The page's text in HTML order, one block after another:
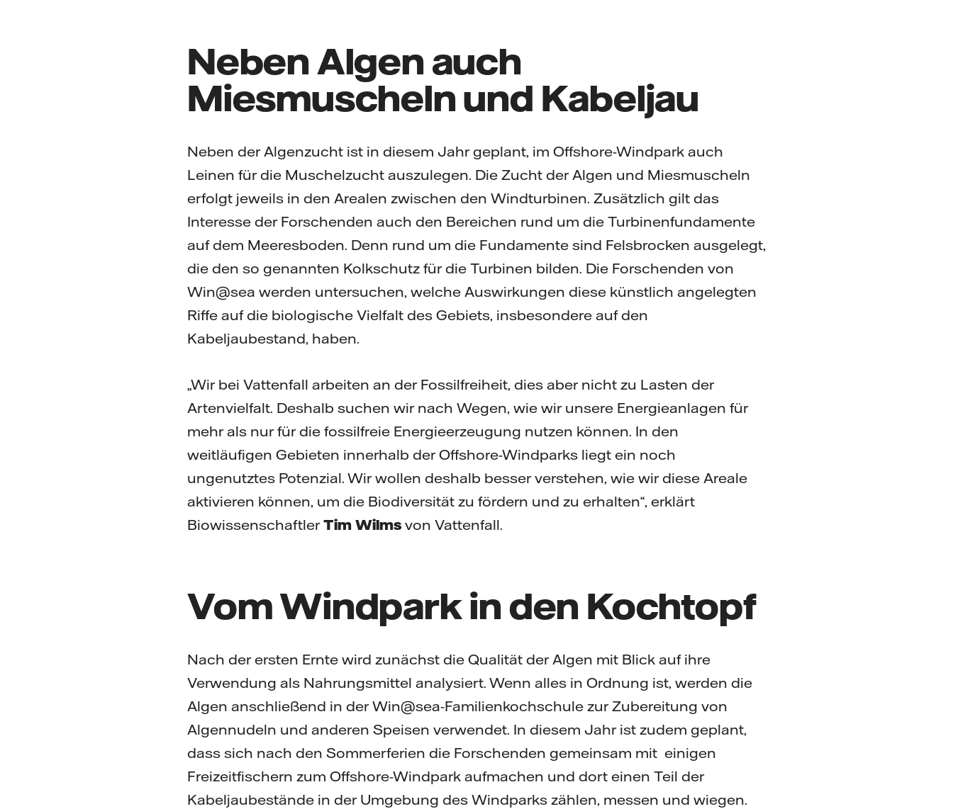
Neben Algen auch
Miesmuscheln und Kabeljau
Neben der Algenzucht ist in diesem Jahr geplant, im Offshore-Windpark auch
Leinen für die Muschelzucht auszulegen. Die Zucht der Algen und Miesmuscheln
erfolgt jeweils in den Arealen zwischen den Windturbinen. Zusätzlich gilt das
Interesse der Forschenden auch den Bereichen rund um die Turbinenfundamente
auf dem Meeresboden. Denn rund um die Fundamente sind Felsbrocken ausgelegt,
die den so genannten Kolkschutz für die Turbinen bilden. Die Forschenden von
Win@sea werden untersuchen, welche Auswirkungen diese künstlich angelegten
Riffe auf die biologische Vielfalt des Gebiets, insbesondere auf den
Kabeljaubestand, haben.
„Wir bei Vattenfall arbeiten an der Fossilfreiheit, dies aber nicht zu Lasten der
Artenvielfalt. Deshalb suchen wir nach Wegen, wie wir unsere Energieanlagen für
mehr als nur für die fossilfreie Energieerzeugung nutzen können. In den
weitläufigen Gebieten innerhalb der Offshore-Windparks liegt ein noch
ungenutztes Potenzial. Wir wollen deshalb besser verstehen, wie wir diese Areale
aktivieren können, um die Biodiversität zu fördern und zu erhalten“, erklärt
BiowissenschaftlerTim Wilmsvon Vattenfall.
Vom Windpark in den Kochtopf
Nach der ersten Ernte wird zunächst die Qualität der Algen mit Blick auf ihre
Verwendung als Nahrungsmittel analysiert. Wenn alles in Ordnung ist, werden die
Algen anschließend in der Win@sea-Familienkochschule zur Zubereitung von
Algennudeln und anderen Speisen verwendet. In diesem Jahr ist zudem geplant,
dass sich nach den Sommerferien die Forschenden gemeinsam mit einigen
Freizeitfischern zum Offshore-Windpark aufmachen und dort einen Teil der
Kabeljaubestände in der Umgebung des Windparks zählen, messen und wiegen.